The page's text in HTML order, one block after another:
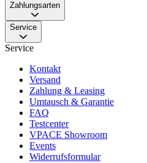
Zahlungsarten
Service
Service
Kontakt
Versand
Zahlung & Leasing
Umtausch & Garantie
FAQ
Testcenter
VPACE Showroom
Events
Widerrufsformular